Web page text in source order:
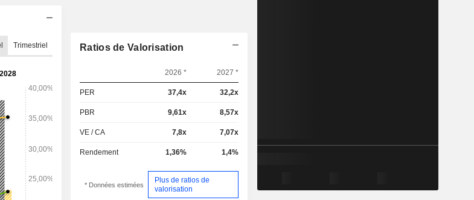
Trimestriel Ratios de Valorisation
2026 * 2027 *
PER 37,4x 32,2x
PBR 9,61x 8,57x
VE / CA 7,8x 7,07x
Rendement 1,36% 1,4%
* Données estimées
Plus de ratios de
valorisation